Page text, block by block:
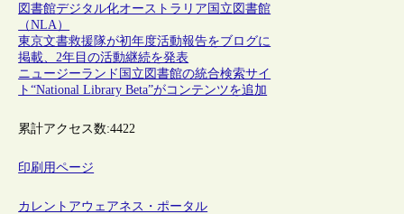
図書館デジタル化オーストラリア国立図書館
（NLA）
東京文書救援隊が初年度活動報告をブログに
掲載、2年目の活動継続を発表
ニュージーランド国立図書館の統合検索サイ
ト“National Library Beta”がコンテンツを追加
累計アクセス数:4422
印刷用ページ
カレントアウェアネス・ポータル